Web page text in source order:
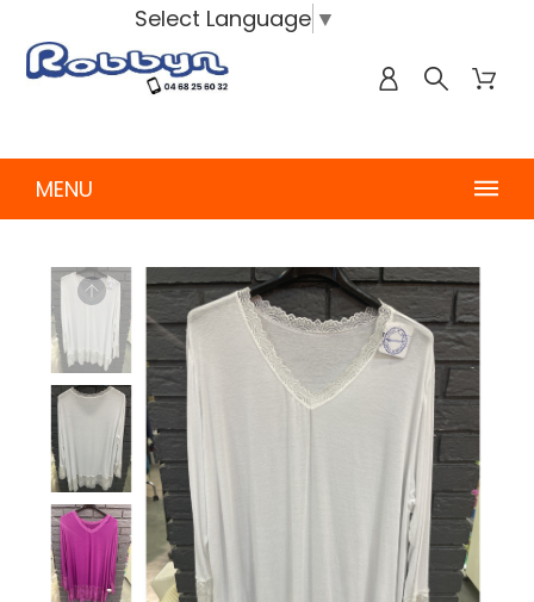
Select Language ▼
MENU